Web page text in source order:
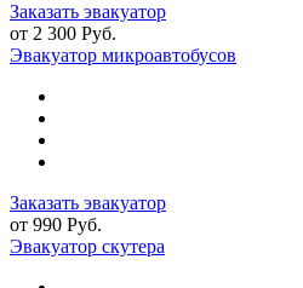
Заказать эвакуатор
от 2 300 Руб.
Эвакуатор микроавтобусов
Заказать эвакуатор
от 990 Руб.
Эвакуатор скутера